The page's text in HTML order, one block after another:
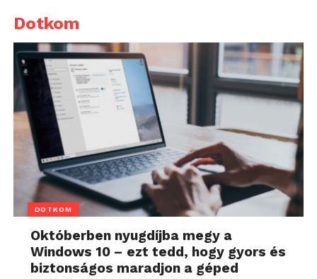
Dotkom
DOTKOM
Októberben nyugdíjba megy a
Windows 10 – ezt tedd, hogy gyors és
biztonságos maradjon a géped